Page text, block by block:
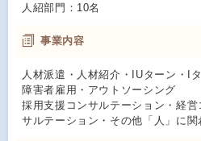
人紹部門：10名
事業内容
人材派遣・人材紹介・IUターン・I
障害者雇用・アウトソーシング
採用支援コンサルテーション・経
サルテーション・その他「人」に関